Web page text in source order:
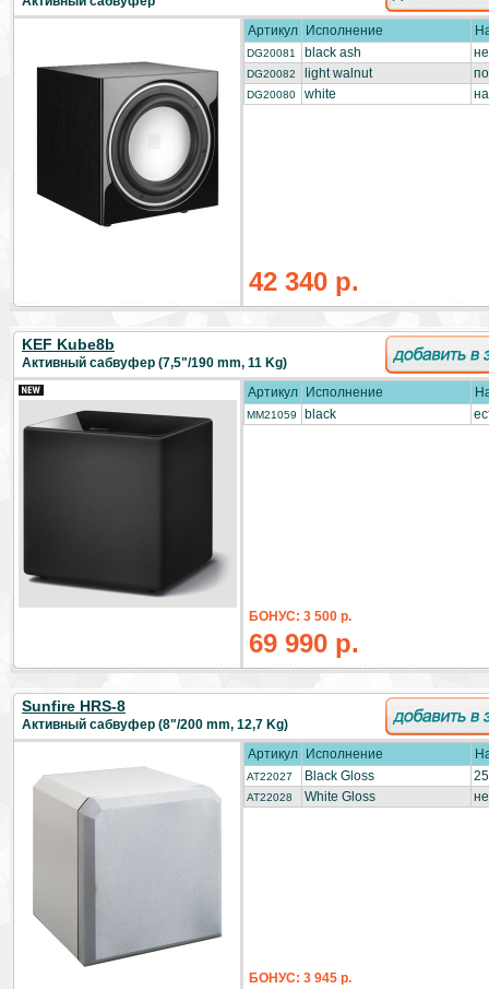
Артикул
Исполнение
DG20081 black ash
DG20082 light walnut
DG20080 white
42 340 р.
KEF Kube8b
Активный сабвуфер (7,5"/190 mm, 11 Kg)
Артикул
Исполнение
MM21059 black
БОНУС: 3 500 р.
69 990 р.
Sunfire HRS-8
Активный сабвуфер (8"/200 mm, 12,7 Kg)
Артикул
Исполнение
AT22027 Black Gloss
AT22028 White Gloss
БОНУС: 3 945 р.